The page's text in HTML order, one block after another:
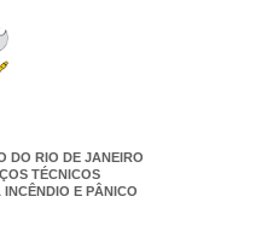
DO RIO DE JANEIRO
TÉCNICOS
E PÂNICO